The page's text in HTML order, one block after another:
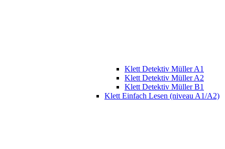
Klett Detektiv Müller A1
Klett Detektiv Müller A2
Klett Detektiv Müller B1
Klett Einfach Lesen (niveau A1/A2)